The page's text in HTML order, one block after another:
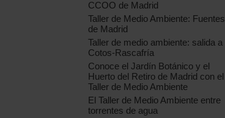
CCOO de Madrid
Taller de Medio Ambiente: Fuentes
de Madrid
Taller de medio ambiente: salida a
Cotos-Rascafría
Conoce el Jardín Botánico y el
Huerto del Retiro de Madrid con el
Taller de Medio Ambiente
El Taller de Medio Ambiente entre
torrentes de agua